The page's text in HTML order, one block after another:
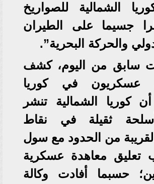
الشمالية للصواريخ
جسيما على الطيران
والحركة البحرية”.
سابق من اليوم، كشف
عسكريون في كوريا
أن كوريا الشمالية تنشر
ثقيلة في نقاط
من الحدود مع سول
تعليق معاهدة عسكرية
حسبما أفادت وكالة